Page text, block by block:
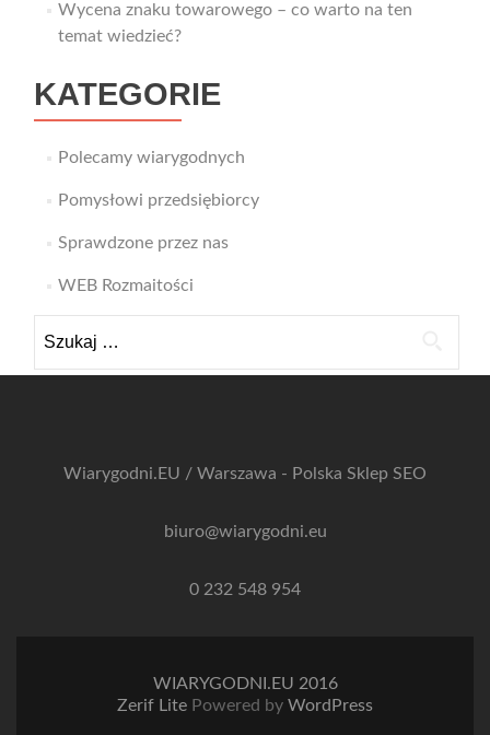
Wycena znaku towarowego – co warto na ten
temat wiedzieć?
KATEGORIE
Polecamy wiarygodnych
Pomysłowi przedsiębiorcy
Sprawdzone przez nas
WEB Rozmaitości
Wiarygodni.EU / Warszawa - Polska Sklep SEO
biuro@wiarygodni.eu
0 232 548 954
WIARYGODNI.EU 2016
Zerif Lite Powered by WordPress